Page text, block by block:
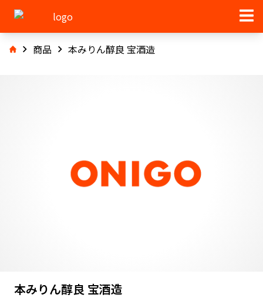
商品 本みりん醇良 宝酒造
本みりん醇良 宝酒造